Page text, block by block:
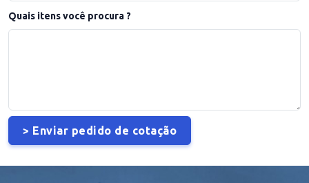
Quais itens você procura ?